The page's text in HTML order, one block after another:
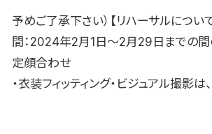
予めご了承下さい）【リハーサルについ
間：2024年2月1日〜2月29日までの
定顔合わせ
・衣装フィッティング・ビジュアル撮影は